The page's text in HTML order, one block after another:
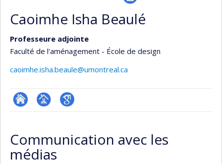
Caoimhe Isha Beaulé
Professeure adjointe
Faculté de l'aménagement - École de design
caoimhe.isha.beaule@umontreal.ca
ResearchGate
Page
(faculté,département,école)
Google
Communication avec les
médias